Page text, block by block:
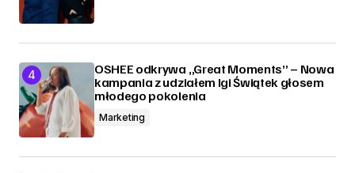
OSHEE odkrywa „Great Moments” – Nowa
kampania z udziałem Igi Świątek głosem
młodego pokolenia
Marketing